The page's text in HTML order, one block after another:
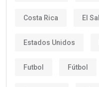
Costa Rica El
Estados Unidos
Futbol Fútbol